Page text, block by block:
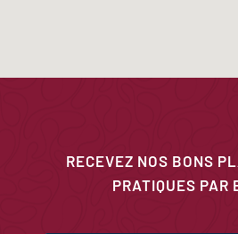
RECEVEZ NOS BONS
PRATIQUES PAR